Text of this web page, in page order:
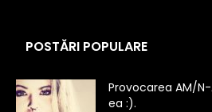
POSTĂRI POPULARE
Provocarea AM/
ea :).